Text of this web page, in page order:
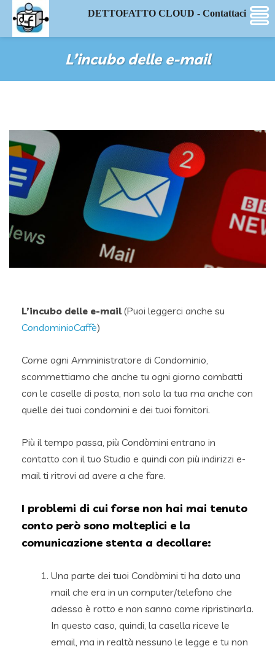
L’incubo delle e-mail
L’incubo delle e-mail (Puoi leggerci anche su
CondominioCaffè)
Come ogni Amministratore di Condominio,
scommettiamo che anche tu ogni giorno combatti
con le caselle di posta, non solo la tua ma anche con
quelle dei tuoi condomini e dei tuoi fornitori.
Più il tempo passa, più Condòmini entrano in
contatto con il tuo Studio e quindi con più indirizzi e-
mail ti ritrovi ad avere a che fare.
I problemi di cui forse non hai mai tenuto
conto però sono molteplici e la
comunicazione stenta a decollare:
Una parte dei tuoi Condòmini ti ha dato una
mail che era in un computer/telefono che
adesso è rotto e non sanno come ripristinarla.
In questo caso, quindi, la casella riceve le
email, ma in realtà nessuno le legge e tu non
DETTOFATTO CLOUD - Contattaci